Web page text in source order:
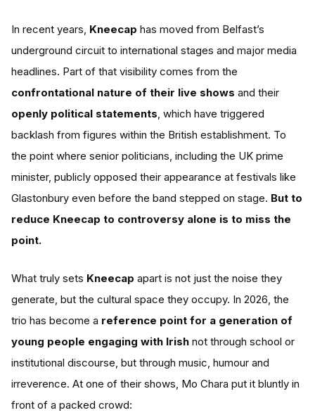
In recent years, Kneecap has moved from Belfast’s
underground circuit to international stages and major media
headlines. Part of that visibility comes from the
confrontational nature of their live shows and their
openly political statements, which have triggered
backlash from figures within the British establishment. To
the point where senior politicians, including the UK prime
minister, publicly opposed their appearance at festivals like
Glastonbury even before the band stepped on stage. But to
reduce Kneecap to controversy alone is to miss the
point.
What truly sets Kneecap apart is not just the noise they
generate, but the cultural space they occupy. In 2026, the
trio has become a reference point for a generation of
young people engaging with Irish not through school or
institutional discourse, but through music, humour and
irreverence. At one of their shows, Mo Chara put it bluntly in
front of a packed crowd: